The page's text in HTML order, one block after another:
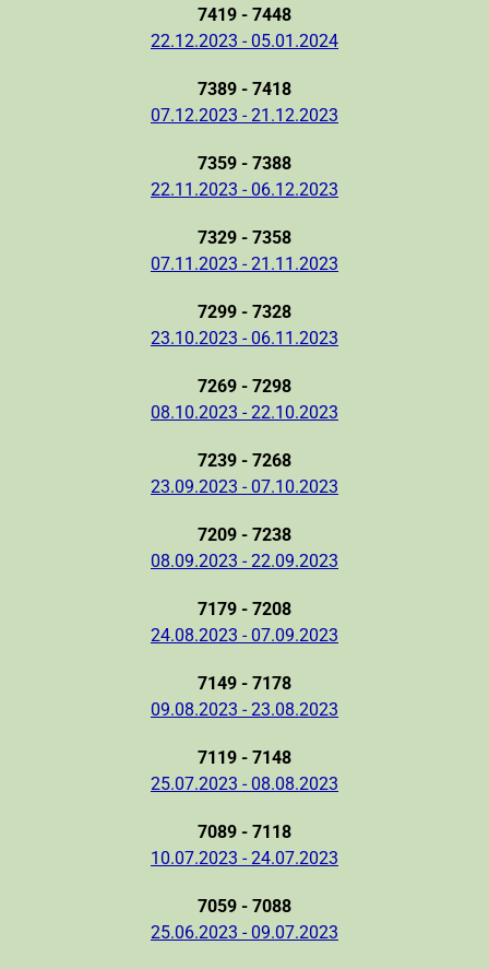
7419 - 7448
22.12.2023 - 05.01.2024
7389 - 7418
07.12.2023 - 21.12.2023
7359 - 7388
22.11.2023 - 06.12.2023
7329 - 7358
07.11.2023 - 21.11.2023
7299 - 7328
23.10.2023 - 06.11.2023
7269 - 7298
08.10.2023 - 22.10.2023
7239 - 7268
23.09.2023 - 07.10.2023
7209 - 7238
08.09.2023 - 22.09.2023
7179 - 7208
24.08.2023 - 07.09.2023
7149 - 7178
09.08.2023 - 23.08.2023
7119 - 7148
25.07.2023 - 08.08.2023
7089 - 7118
10.07.2023 - 24.07.2023
7059 - 7088
25.06.2023 - 09.07.2023